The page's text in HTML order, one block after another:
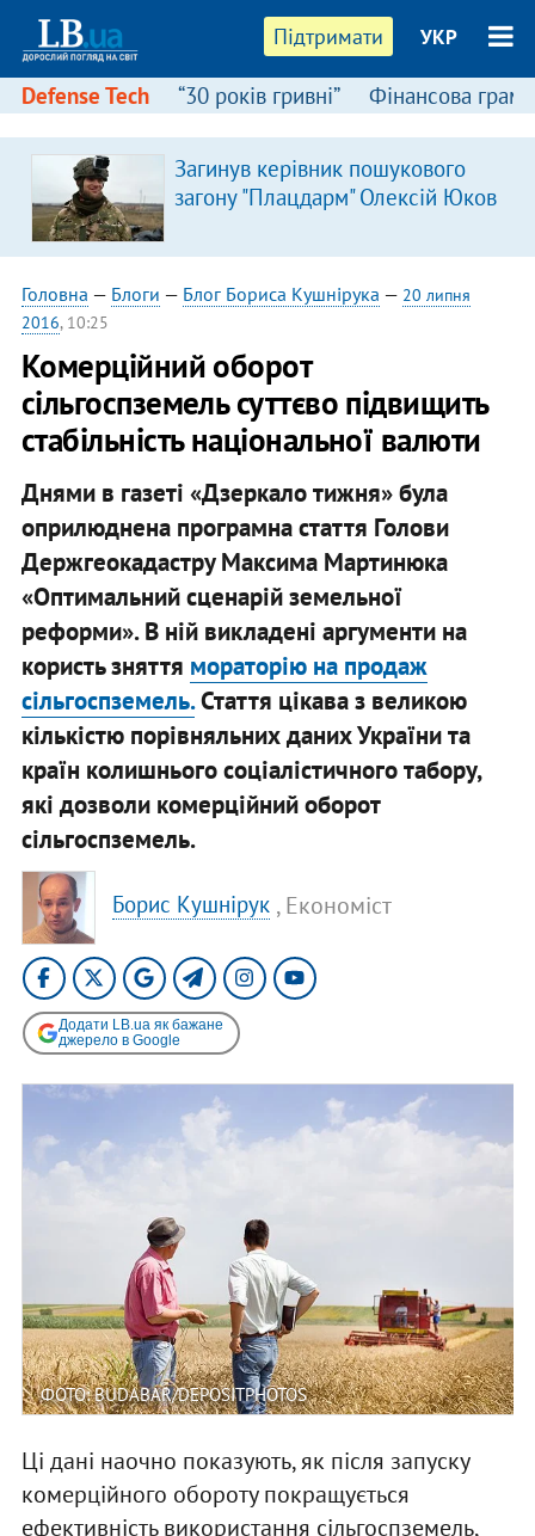
Підтримати УКР
Defense Tech “30 років гривні” Фінансова
Загинув керівник пошукового
загону "Плацдарм" Олексій Юков
Головна — Блоги — Блог Бориса Кушнірука — 20 липня
2016, 10:25
Комерційний оборот
сільгоспземель суттєво підвищить
стабільність національної валюти
Днями в газеті «Дзеркало тижня» була
оприлюднена програмна стаття Голови
Держгеокадастру Максима Мартинюка
«Оптимальний сценарій земельної
реформи». В ній викладені аргументи на
користь зняття мораторію на продаж
сільгоспземель.Стаття цікава з великою
кількістю порівняльних даних України та
країн колишнього соціалістичного табору,
які дозволи комерційний оборот
сільгоспземель.
Борис Кушнірук , Економіст
Додати LB.ua як бажане
джерело в Google
ФОТО: BUDABAR/DEPOSITPHOTOS
Ці дані наочно показують, як після запуску
комерційного обороту покращується
ефективність використання сільгоспземель,